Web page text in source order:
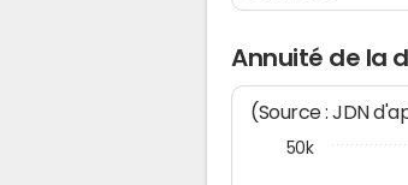
Annuité de la
(Source : JDN
50k